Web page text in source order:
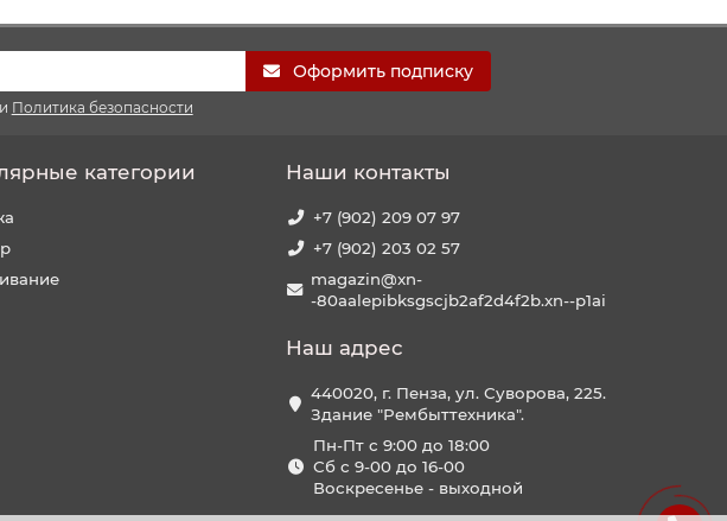
Оформить подписку
Политика безопасности
категории Наши контакты
+7 (902) 209 07 97
+7 (902) 203 02 57
magazin@xn-
-80aalepibksgscjb2af2d4f2b.xn--p1ai
Наш адрес
440020, г. Пенза, ул. Суворова, 225.
Здание "Рембыттехника".
Пн-Пт с 9:00 до 18:00
Сб с 9-00 до 16-00
Воскресенье - выходной